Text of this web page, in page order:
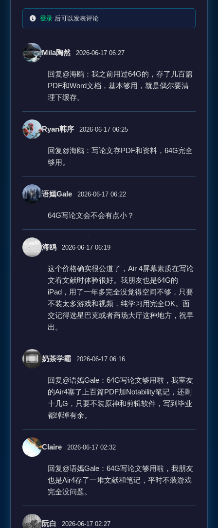
登录后可以发表评论
Mila陶然 2026-06-17 06:27
回复@海鸥：我之前用过64G的，存了几百篇
PDF和Word文档，基本够用，就是偶尔要清
理下缓存。
Ryan韩序 2026-06-17 06:25
回复@海鸥：写论文存PDF和资料，64G完全
够用。
语嫣Gale 2026-06-17 06:22
64G写论文会不会有点小？
海鸥 2026-06-17 06:19
这个价格确实很公道了，Air 4屏幕素质在写论
文看文献时体验很好。我朋友也是64G的
iPad，用了一年多完全没觉得空间不够，只要
不装太多游戏和视频，纯学习用完全OK。面
交记得选星巴克或者商场大厅这种地方，祝早
出。
奶茶学霸 2026-06-17 06:16
回复@语嫣Gale：64G写论文够用啦，我室友
的Air4塞了上百篇PDF加Notability笔记，还剩
十几G，只要不装原神和剪辑软件，写到毕业
都绰绰有余。
Claire 2026-06-17 02:32
回复@语嫣Gale：64G写论文够用啦，我朋友
也是Air4存了一堆文献和笔记，平时不装游戏
完全没问题。
阮白 2026-06-17 02:27